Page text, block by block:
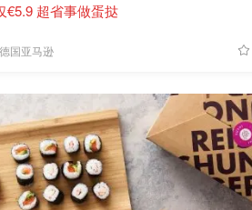
€5.9 超省事做蛋挞
国亚马逊